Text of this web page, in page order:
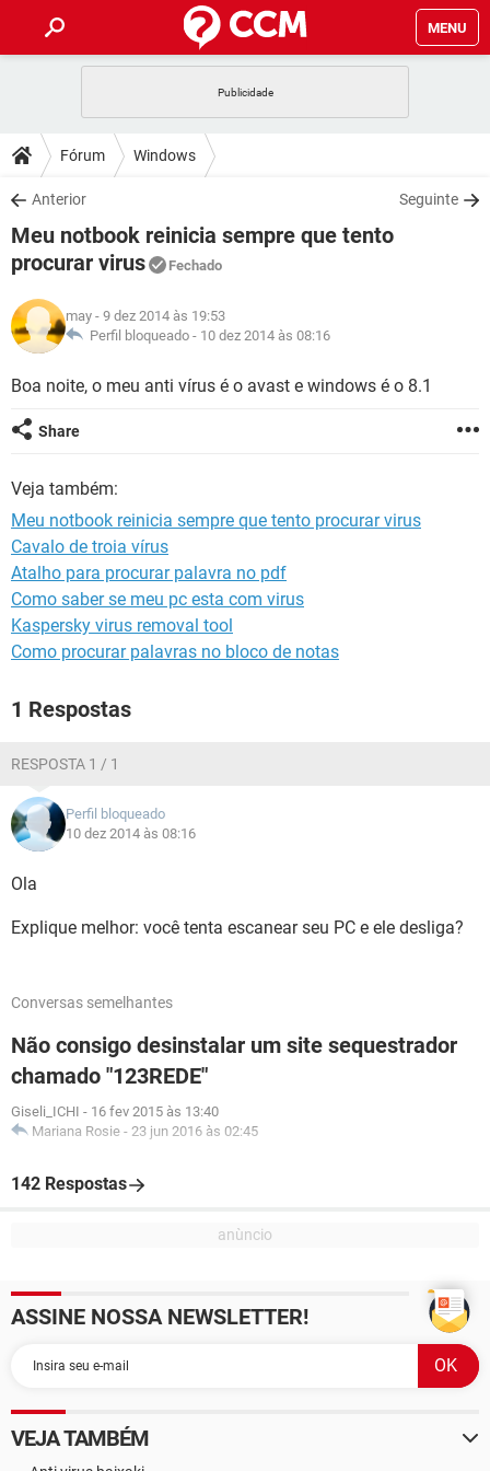
MENU
CELULAR
OUTLOOK
INSTAGRAM GMAIL
GUIA DE COMPRAS
DICAS
JOGOS
OUTLOOK
GUIA DE COMPRAS
DOWNLOADS
JOGOS WHATSAPP
CELULAR
OUTLOOK
INSTAGRAM
GUIA DE COMPRAS
CELULAR FACEBOOK
GUIA DE COMPRAS
GLOSSÁRIO
JOGOS
CELULAR FACEBOOK
OUTLOOK
GUIA DE COMPRAS
Fórum Windows
Anterior Seguinte
Meu notbook reinicia sempre que tento
procurar virus
Fechado
may - 9 dez 2014 às 19:53
Perfil bloqueado - 10 dez 2014 às 08:16
Boa noite, o meu anti vírus é o avast e windows é o 8.1
Share
Veja também:
Meu notbook reinicia sempre que tento procurar virus
Cavalo de troia vírus
Atalho para procurar palavra no pdf
Como saber se meu pc esta com virus
Kaspersky virus removal tool
Como procurar palavras no bloco de notas
1 Respostas
RESPOSTA 1 / 1
Perfil bloqueado
10 dez 2014 às 08:16
Ola
Explique melhor: você tenta escanear seu PC e ele desliga?
Conversas semelhantes
Não consigo desinstalar um site sequestrador
chamado "123REDE"
Giseli_ICHI - 16 fev 2015 às 13:40
Mariana Rosie - 23 jun 2016 às 02:45
142 Respostas
ASSINE NOSSA NEWSLETTER!
VEJA TAMBÉM